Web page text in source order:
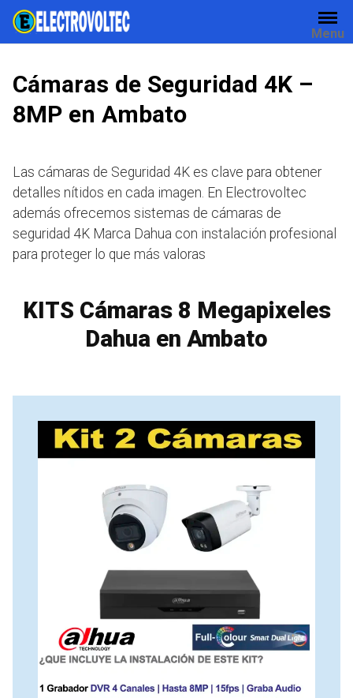
Skip
content
Menu
Cámaras de Seguridad 4K –
8MP en Ambato
Las cámaras de Seguridad 4K es clave para obtener
detalles nítidos en cada imagen. En Electrovoltec
además ofrecemos sistemas de cámaras de
seguridad 4K Marca Dahua con instalación profesional
para proteger lo que más valoras
KITS Cámaras 8 Megapixeles
Dahua en Ambato